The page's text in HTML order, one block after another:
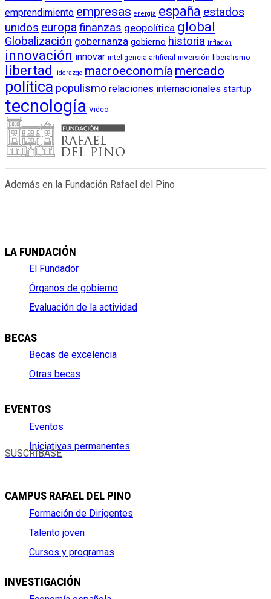
emprendimiento empresas energía españa estados
unidos europafinanzas geopolítica global
Globalización gobernanza gobierno historia inflación
innovación innovar inteligencia artificial inversión liberalismo
libertad liderazgo macroeconomía mercado
política populismo relaciones internacionales startup
tecnología Video
Además en la Fundación Rafael del Pino
LA FUNDACIÓN
El Fundador
Órganos de gobierno
Evaluación de la actividad
BECAS
Becas de excelencia
Otras becas
EVENTOS
Eventos
Iniciativas permanentes
SUSCRÍBASE
CAMPUS RAFAEL DEL PINO
Formación de Dirigentes
Talento joven
Cursos y programas
INVESTIGACIÓN